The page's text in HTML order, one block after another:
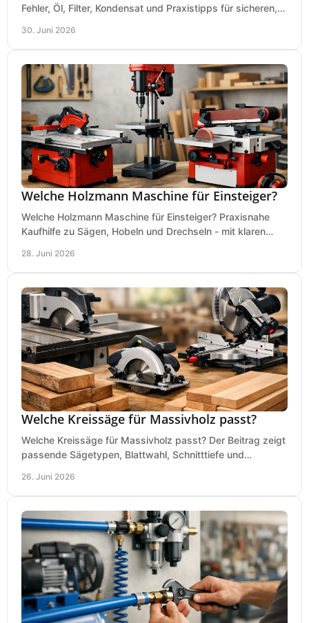
Fehler, Öl, Filter, Kondensat und Praxistipps für sicheren,
30. Juni 2026
Welche Holzmann Maschine für Einsteiger?
Welche Holzmann Maschine für Einsteiger? Praxisnahe
Kaufhilfe zu Sägen, Hobeln und Drechseln - mit klaren
28. Juni 2026
Welche Kreissäge für Massivholz passt?
Welche Kreissäge für Massivholz passt? Der Beitrag zeigt
passende Sägetypen, Blattwahl, Schnitttiefe und
26. Juni 2026